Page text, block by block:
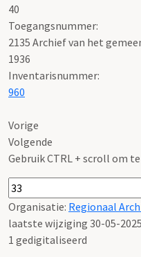
40
Toegangsnummer:
2135 Archief van het
1936
Inventarisnummer:
960
Vorige
Volgende
Gebruik CTRL + scroll om
Organisatie: Regionaal
laatste wijziging 30-05-2025
1 gedigitaliseerd